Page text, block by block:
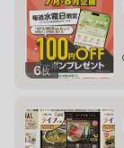
6枚